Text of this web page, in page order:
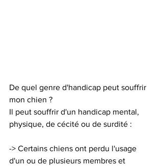
De quel genre d'handicap peut souffrir
mon chien ?
Il peut souffrir d'un handicap mental,
physique, de cécité ou de surdité :
-> Certains chiens ont perdu l'usage
d'un ou de plusieurs membres et